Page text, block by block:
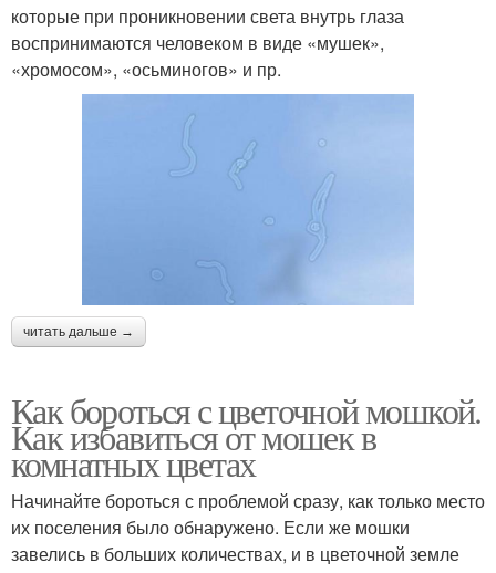
которые при проникновении света внутрь глаза
воспринимаются человеком в виде «мушек»,
«хромосом», «осьминогов» и пр.
читать дальше →
Как бороться с цветочной мошкой.
Как избавиться от мошек в
комнатных цветах
Начинайте бороться с проблемой сразу, как только место
их поселения было обнаружено. Если же мошки
завелись в больших количествах, и в цветочной земле